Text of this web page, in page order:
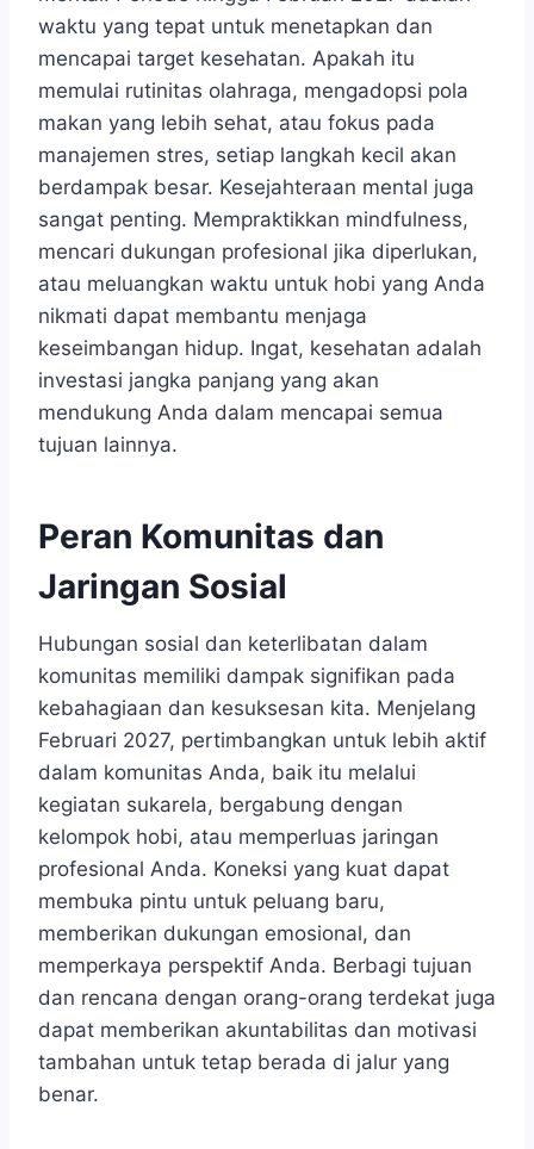
waktu yang tepat untuk menetapkan dan
mencapai target kesehatan. Apakah itu
memulai rutinitas olahraga, mengadopsi pola
makan yang lebih sehat, atau fokus pada
manajemen stres, setiap langkah kecil akan
berdampak besar. Kesejahteraan mental juga
sangat penting. Mempraktikkan mindfulness,
mencari dukungan profesional jika diperlukan,
atau meluangkan waktu untuk hobi yang Anda
nikmati dapat membantu menjaga
keseimbangan hidup. Ingat, kesehatan adalah
investasi jangka panjang yang akan
mendukung Anda dalam mencapai semua
tujuan lainnya.
Peran Komunitas dan
Jaringan Sosial
Hubungan sosial dan keterlibatan dalam
komunitas memiliki dampak signifikan pada
kebahagiaan dan kesuksesan kita. Menjelang
Februari 2027, pertimbangkan untuk lebih aktif
dalam komunitas Anda, baik itu melalui
kegiatan sukarela, bergabung dengan
kelompok hobi, atau memperluas jaringan
profesional Anda. Koneksi yang kuat dapat
membuka pintu untuk peluang baru,
memberikan dukungan emosional, dan
memperkaya perspektif Anda. Berbagi tujuan
dan rencana dengan orang-orang terdekat juga
dapat memberikan akuntabilitas dan motivasi
tambahan untuk tetap berada di jalur yang
benar.